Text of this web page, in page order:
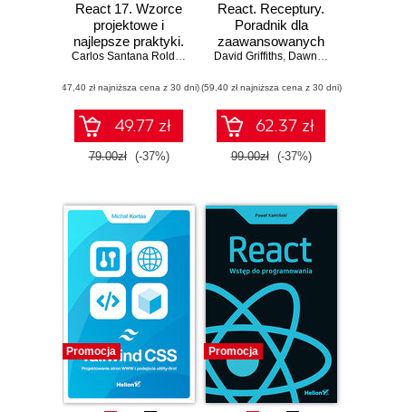
React 17. Wzorce
projektowe i
najlepsze praktyki.
Projektowanie i
nowoczesnych
aplikacji
internetowych.
Wydanie III
Carlos Santana Roldán
(47,40 zł najniższa cena z 30 dni)
49.77 zł
79.00zł (-37%)
React. Receptury.
Poradnik dla
zaawansowanych
David Griffiths, Dawn Griffiths
(59,40 zł najniższa cena z 30 dni)
62.37 zł
99.00zł (-37%)
Promocja Promocja